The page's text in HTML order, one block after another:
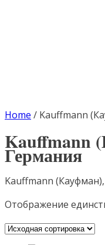
Home / Kauffmann
Kauffmann
Германия
Kauffmann
Отображение